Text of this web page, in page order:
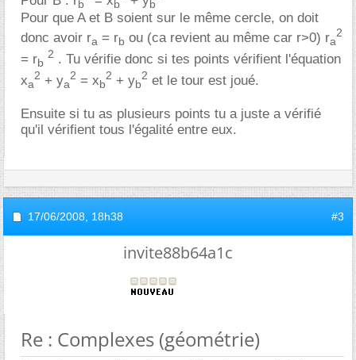
b b b
Pour que A et B soient sur le même cercle, on doit
donc avoir ra = rb ou (ca revient au même car r>0) ra
2
= rb
2 . Tu vérifie donc si tes points vérifient l'équation
xa
2 + ya
2 = xb
2 + yb
2 et le tour est joué.
Ensuite si tu as plusieurs points tu a juste a vérifié
qu'il vérifient tous l'égalité entre eux.
17/06/2008, 18h38 #3
invite88b64a1c
Re : Complexes (géométrie)